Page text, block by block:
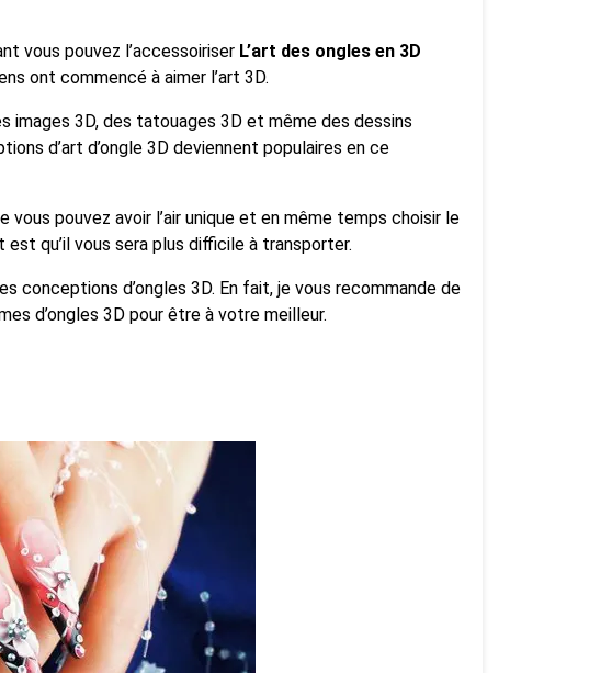
vous pouvez l’accessoiriser L’art des ongles en 3D
ont commencé à aimer l’art 3D.
images 3D, des tatouages ​​3D et même des dessins
d’art d’ongle 3D deviennent populaires en ce
vous pouvez avoir l’air unique et en même temps choisir le
qu’il vous sera plus difficile à transporter.
conceptions d’ongles 3D. En fait, je vous recommande de
d’ongles 3D pour être à votre meilleur.